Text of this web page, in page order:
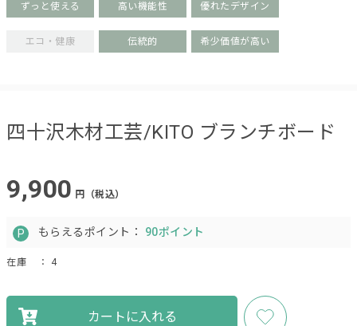
ずっと使える 高い機能性 優れたデザイン
エコ・健康 伝統的 希少価値が高い
四十沢木材工芸/KITO ブランチボード
9,900 円（税込）
もらえるポイント： 90ポイント
在庫 ： 4
カートに入れる